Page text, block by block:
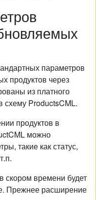
параметров
продуктов через
из платного
схему ProductsCML.
продуктов в
можно
такие как статус,
скором времени будет
Прежнее расширение